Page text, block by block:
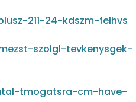
211-24-kdszm-felhvs
szolgl-tevkenysgek-
tmogatsra-cm-have-